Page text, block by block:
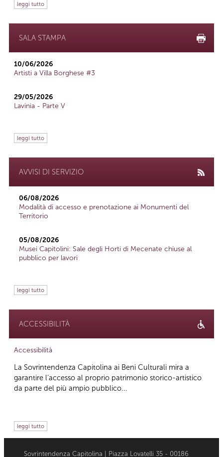
leggi tutto
SALA STAMPA
10/06/2026
Artisti a Villa Borghese #3
29/05/2026
Lavinia - Parte V
leggi tutto
AVVISI DI SERVIZIO
06/08/2026
Modalità di accesso e prenotazione ai Monumenti del
Territorio
05/08/2026
Musei Capitolini: Sale degli Horti di Mecenate chiuse al
pubblico per lavori
leggi tutto
ACCESSIBILITÀ
Accessibilità
La Sovrintendenza Capitolina ai Beni Culturali mira a
garantire l’accesso al proprio patrimonio storico-artistico
da parte del più ampio pubblico...
leggi tutto
Sovrintendenza Capitolina | Piazza Lovatelli 35 - 00186